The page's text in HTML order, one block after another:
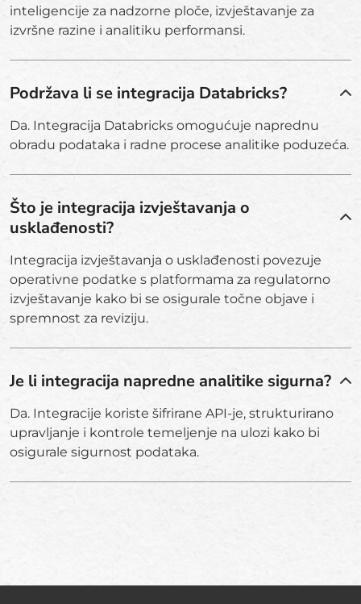
inteligencije za nadzorne ploče, izvještavanje za
izvršne razine i analitiku performansi.
Podržava li se integracija Databricks?
Da. Integracija Databricks omogućuje naprednu
obradu podataka i radne procese analitike poduzeća.
Što je integracija izvještavanja o
usklađenosti?
Integracija izvještavanja o usklađenosti povezuje
operativne podatke s platformama za regulatorno
izvještavanje kako bi se osigurale točne objave i
spremnost za reviziju.
Je li integracija napredne analitike sigurna?
Da. Integracije koriste šifrirane API-je, strukturirano
upravljanje i kontrole temeljenje na ulozi kako bi
osigurale sigurnost podataka.